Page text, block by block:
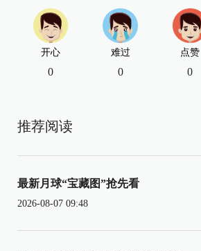
开心
0
难过
0
点赞
0
推荐阅读
最新月球“宝藏图”抢先看
2026-08-07 09:48